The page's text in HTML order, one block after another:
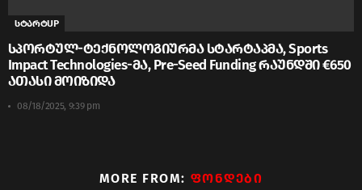
სტარტUP
სპორტულ-ტექნოლოგიურმა სტარტაპმა, Sports
Impact Technologies-მა, Pre-Seed Funding რაუნდში €650
ათასი მოიზიდა
08/18/2025, 9:39 pm
MORE FROM: ᲤᲝᲜᲓᲔᲑᲘ